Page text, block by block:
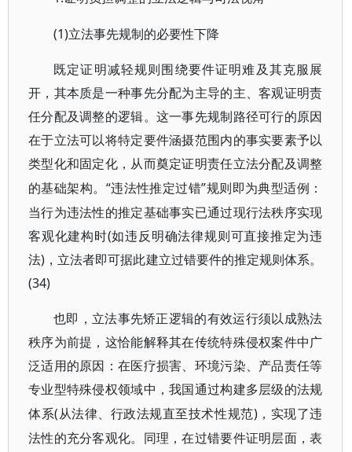
(1)立法事先规制的必要性下降
既定证明减轻规则围绕要件证明难及其克服展
开，其本质是一种事先分配为主导的主、客观证明责
任分配及调整的逻辑。这一事先规制路径可行的原因
在于立法可以将特定要件涵摄范围内的事实要素予以
类型化和固定化，从而奠定证明责任立法分配及调整
的基础架构。 “违法性推定过错”规则即为典型适例：
当行为违法性的推定基础事实已通过现行法秩序实现
客观化建构时(如违反明确法律规则可直接推定为违
法)，立法者即可据此建立过错要件的推定规则体系。
(34)
也即，立法事先矫正逻辑的有效运行须以成熟法
秩序为前提，这恰能解释其在传统特殊侵权案件中广
泛适用的原因：在医疗损害、环境污染、产品责任等
专业型特殊侵权领域中，我国通过构建多层级的法规
体系(从法律、行政法规直至技术性规范)，实现了违
法性的充分客观化。同理，在过错要件证明层面，表